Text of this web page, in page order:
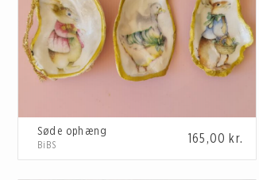
Søde ophæng
165,00 kr.
BiBS